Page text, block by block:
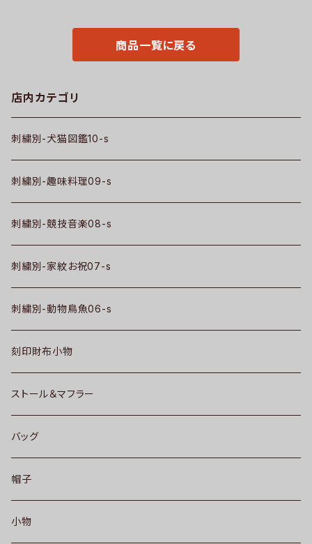
5-b07-s
商品一覧に戻る
店内カテゴリ
刺繍別-犬猫図鑑10-s
刺繍別-趣味料理09-s
刺繍別-競技音楽08-s
刺繍別-家紋お祝07-s
刺繍別-動物鳥魚06-s
刻印財布小物
ストール＆マフラー
バッグ
帽子
小物